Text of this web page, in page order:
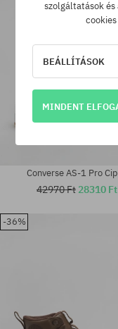
Elérhető méretek:
Converse AS-1 Pro
42970 Ft 28310 Ft
-36%
szolgáltatások
BEÁLLÍTÁSOK
MINDENT